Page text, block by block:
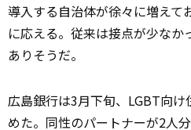
導入する自治体が徐々に増えて
に応える。従来は接点が少なか
ありそうだ。
広島銀行は3月下旬、LGBT向
めた。同性のパートナーが2人